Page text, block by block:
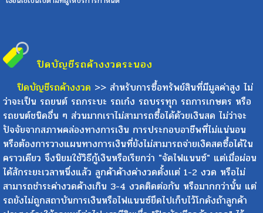
ปิดบัญชีรถค้างงวดระนอง
ปิดบัญชีรถค้างงวด>> สำหรับการซื้อทรัพย์สินที่มีมูลค่าสูง ไม่
ว่าจะเป็น รถยนต์ รถกระบะ รถเก๋ง รถบรรทุก รถการเกษตร หรือ
รถยนต์ชนิดอื่น ๆ ส่วนมากเราไม่สามารถซื้อได้ด้วยเงินสด ไม่ว่าจะ
ปัจจัยจากสภาพคล่องทางการเงิน การประกอบอาชีพที่ไม่แน่นอน
หรือต้องการวางแผนทางการเงินที่ยังไม่สามารถจ่ายเงิดสดซื้อได้ใน
คราวเดียว จึงนิยมใช้วิธีกู้เงินหรือเรียกว่า "จัดไฟแนนซ์" แต่เมื่อผ่อน
ได้สักระยะเวลาหนึ่งแล้ว ลูกค้าค้างค่างวดตั้งเเต่ 1-2 งวด หรือไม่
สามารถชำระค่างวดค้างเกิน 3-4 งวดติดต่อกัน หรือมากกว่านั้น แต่